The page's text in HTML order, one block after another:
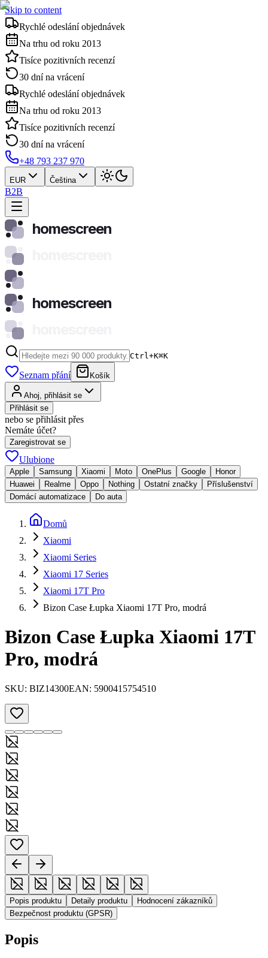
Skip to content
Rychlé odeslání objednávek
Na trhu od roku 2013
Tisíce pozitivních recenzí
30 dní na vrácení
Rychlé odeslání objednávek
Na trhu od roku 2013
Tisíce pozitivních recenzí
30 dní na vrácení
+48 793 237 970
EUR Čeština
B2B
homescreen
homescreen
Ctrl+K⌘K
Seznam přání Košík
Ahoj, přihlásit se
Přihlásit se
nebo se přihlásit přes
Nemáte účet?
Zaregistrovat se
Ulubione
Apple Samsung Xiaomi Moto OnePlus Google
Honor
Huawei
Realme Oppo Nothing Ostatní značky
Příslušenství
Domácí automatizace
Do auta
Domů
Xiaomi
Xiaomi Series
Xiaomi 17 Series
Xiaomi 17T Pro
Bizon Case Łupka Xiaomi 17T Pro, modrá
Bizon Case Łupka Xiaomi 17T
Pro, modrá
SKU: BIZ14300EAN: 5900415754510
Popis produktu Detaily produktu
Hodnocení zákazníků
Bezpečnost produktu (GPSR)
Popis